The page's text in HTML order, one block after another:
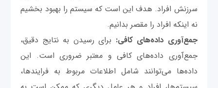
سرزنش افراد. هدف این است که سیستم را بهبود بخشیم
نه اینکه افراد را مقصر بدانیم.
جمع‌آوری داده‌های کافی: برای رسیدن به نتایج دقیق،
جمع‌آوری داده‌های کافی و معتبر ضروری است. این
داده‌ها می‌توانند شامل اطلاعات مربوط به فرایندها،